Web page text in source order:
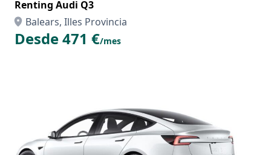
Renting Audi Q3
Balears, Illes Provincia
Desde 471 €/mes